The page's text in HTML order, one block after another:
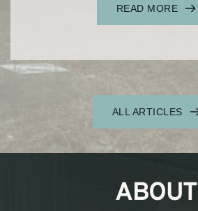
READ MORE
ALL ARTICLES
ABOUT